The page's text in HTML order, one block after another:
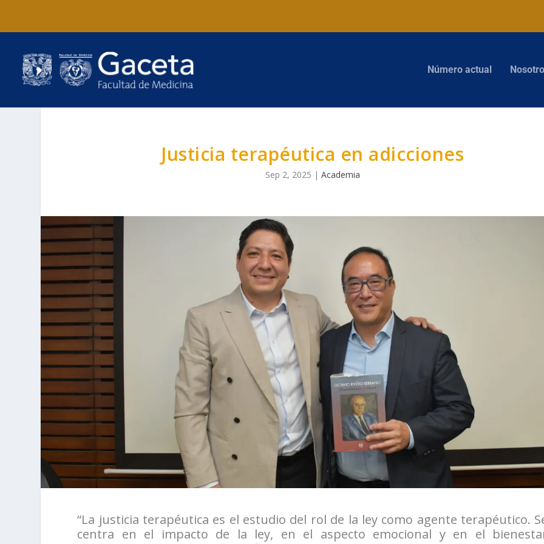
Número actual
Justicia terapéutica en adicciones
Sep 2, 2025 | Academia
“La justicia terapéutica es el estudio del rol de la ley como agente terapéutico.
centra en el impacto de la ley, en el aspecto emocional y en el